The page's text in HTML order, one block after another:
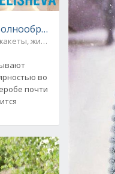
узором
жилеты, пуловеры и
во
почти